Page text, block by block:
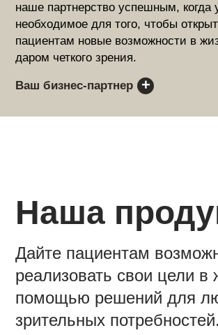
наше партнерство успешным, когда
необходимое для того, чтобы
пациентам новые возможности в
даром четкого зрения.
Ваш бизнес-партнер
Наша
Дайте пациентам
реализовать свои цели в
помощью решений для
зрительных потребностей.